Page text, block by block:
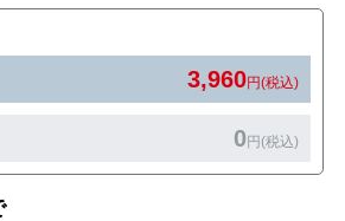
3,960円(税込)
0円(税込)